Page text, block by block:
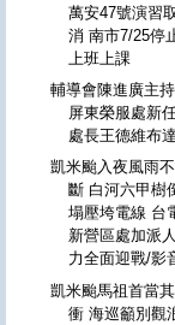
萬安47號演習
消 南市7/25停
上班上課
輔導會陳進廣主持
屏東榮服處新
處長王德維布達
凱米颱入夜風雨不
斷 白河六甲樹
塌壓垮電線 台
新營區處加派人
力全面迎戰/影
凱米颱馬祖首當其
衝 海巡籲別觀